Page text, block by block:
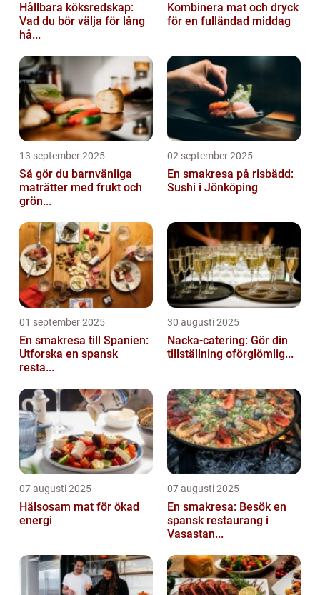
Hållbara köksredskap:
Vad du bör välja för lång
hå...
Kombinera mat och dryck
för en fulländad middag
13 september 2025
Så gör du barnvänliga
maträtter med frukt och
grön...
02 september 2025
En smakresa på risbädd:
Sushi i Jönköping
01 september 2025
En smakresa till Spanien:
Utforska en spansk
resta...
30 augusti 2025
Nacka-catering: Gör din
tillställning oförglömlig...
07 augusti 2025
Hälsosam mat för ökad
energi
07 augusti 2025
En smakresa: Besök en
spansk restaurang i
Vasastan...